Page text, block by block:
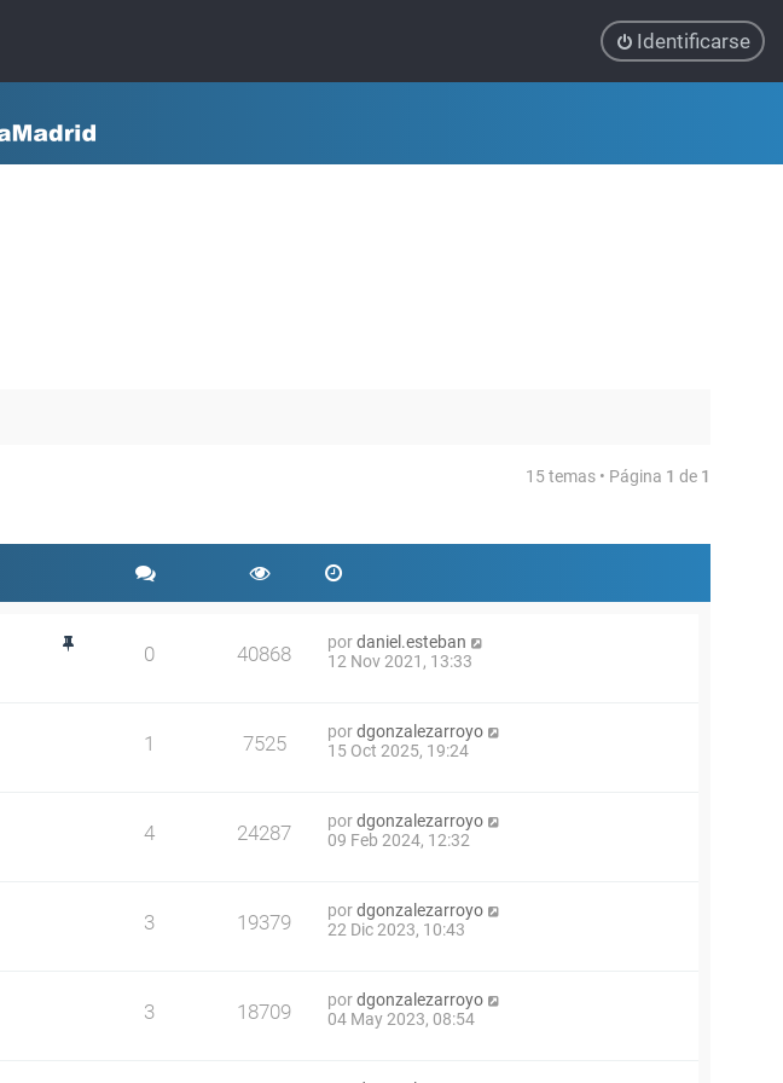
Identificarse
15 temas • Página 1 de 1
0 40868 pordaniel.esteban
12 Nov 2021, 13:33
1 7525 pordgonzalezarroyo
15 Oct 2025, 19:24
4 24287 pordgonzalezarroyo
09 Feb 2024, 12:32
3 19379 pordgonzalezarroyo
22 Dic 2023, 10:43
3 18709 pordgonzalezarroyo
04 May 2023, 08:54